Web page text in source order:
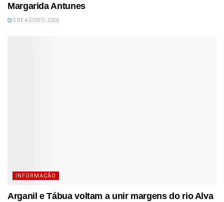
Margarida Antunes
5 DE AGOSTO, 2026
INFORMAÇÃO
Arganil e Tábua voltam a unir margens do rio Alva